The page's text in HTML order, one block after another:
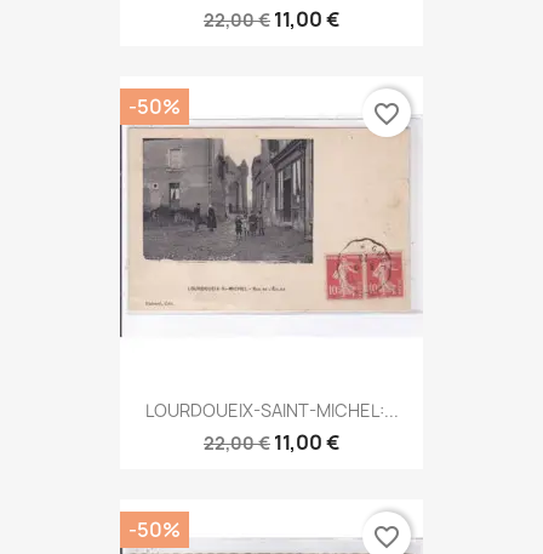
22,00 € 11,00 €
LOURDOUEIX-SAINT-MICHEL:...
22,00 € 11,00 €
-50% favorite_border
-50% favorite_border